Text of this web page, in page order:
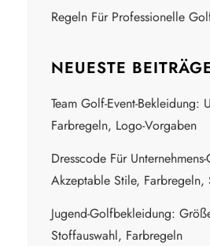
Regeln Für Professionelle
NEUESTE
Team Golf-Event-Bekleidung:
Farbregeln, Logo-Vorgaben
Dresscode Für
Akzeptable Stile, Farbregeln,
Jugend-Golfbekleidung:
Stoffauswahl, Farbregeln